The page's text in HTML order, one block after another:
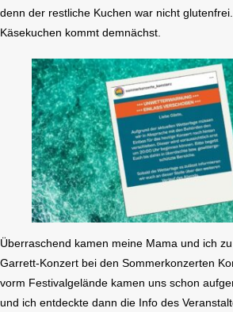
denn der restliche Kuchen war nicht
Käsekuchen kommt demnächst.
Überraschend kamen meine Mama und ich
Garrett-Konzert bei den Sommerkonzerten
vorm Festivalgelände kamen uns schon
und ich entdeckte dann die Info des